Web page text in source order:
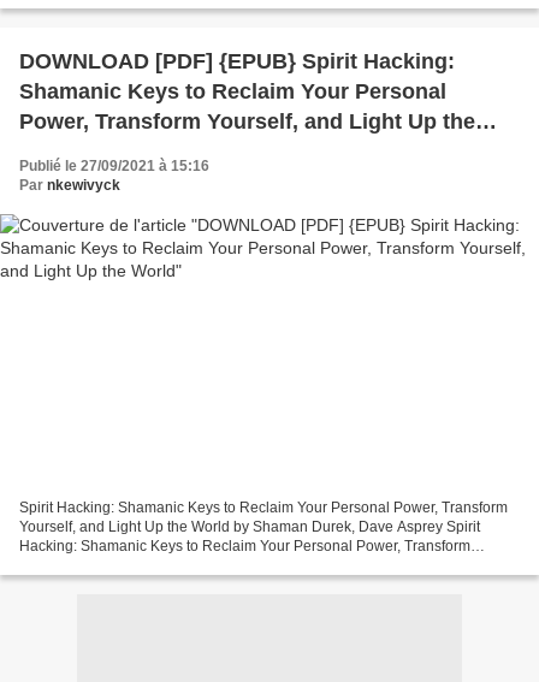
gratis Descargar...
DOWNLOAD [PDF] {EPUB} Spirit Hacking:
Shamanic Keys to Reclaim Your Personal
Power, Transform Yourself, and Light Up the
World
Publié le 27/09/2021 à 15:16
Par nkewivyck
Spirit Hacking: Shamanic Keys to Reclaim Your Personal Power, Transform
Yourself, and Light Up the World by Shaman Durek, Dave Asprey Spirit
Hacking: Shamanic Keys to Reclaim Your Personal Power, Transform